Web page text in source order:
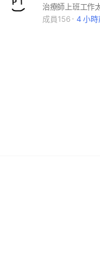
治療師上班工作
成員156
4 小時